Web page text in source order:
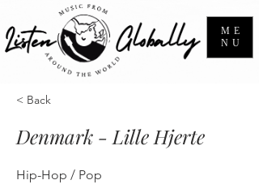
ME
NU
< Back
Denmark - Lille Hjerte
Hip-Hop / Pop